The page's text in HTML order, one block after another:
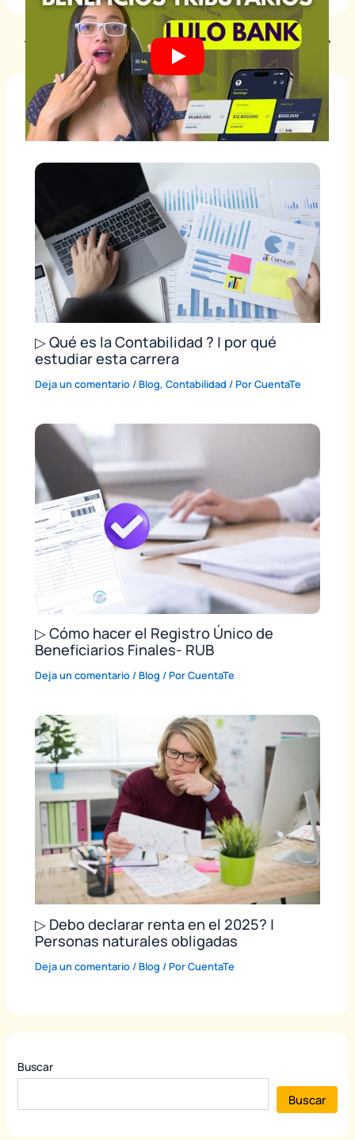
PREVIOUS NEXT
Artículos relacionados
▷ Qué es la Contabilidad ? | por qué
estudiar esta carrera
Deja un comentario/Blog,Contabilidad / PorCuentaTe
▷ Cómo hacer el Registro Único de
Beneficiarios Finales- RUB
Deja un comentario/Blog / PorCuentaTe
▷ Debo declarar renta en el 2025? |
Personas naturales obligadas
Deja un comentario/Blog / PorCuentaTe
Buscar
Buscar